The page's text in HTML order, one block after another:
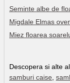
Seminte albe de
Migdale Elmas
Miez floarea
Descopera si alte
samburi caise